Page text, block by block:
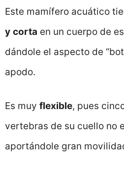
Este mamífero acuático
y corta en un cuerpo de
dándole el aspecto de
apodo.
Es muy flexible, pues
vertebras de su cuello no
aportándole gran